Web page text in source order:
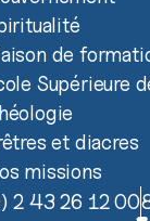
de
Supérieure
et diacres
missions
2 43 26 12 00